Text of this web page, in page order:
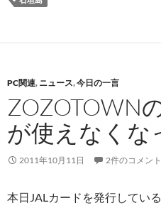
PC関連, ニュース,今日の一言
ZOZOTOWN
が使えなくな
2011年10月11日 2件のコメント
本日JALカードを発行してい